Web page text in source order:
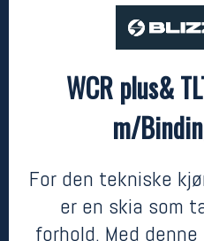
WCR plus&
m/
For den tekniske
er en skia som
forhold. Med
WCR plus& TLT10
6999,-